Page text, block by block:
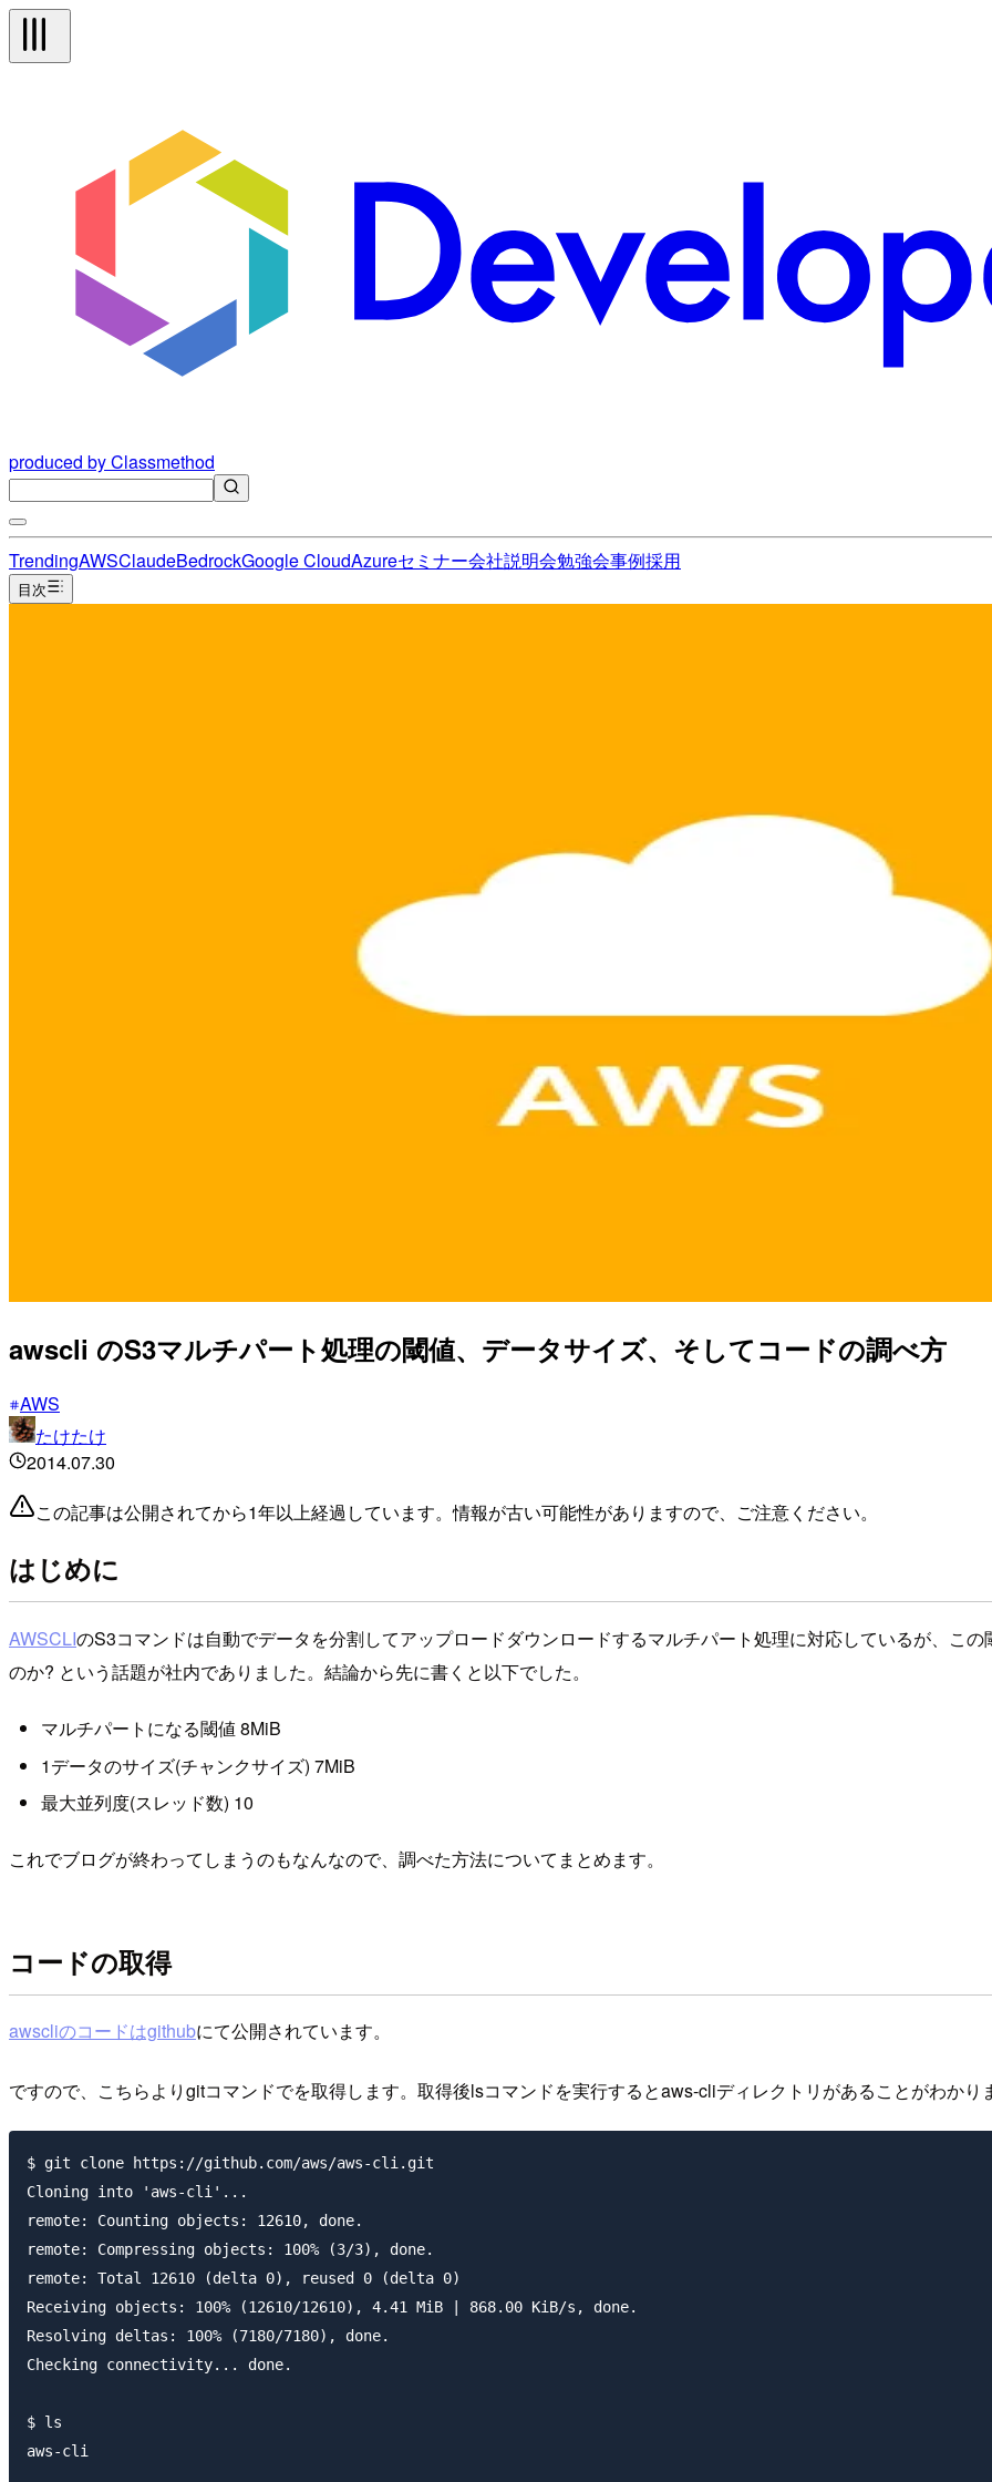
produced by Classmethod
TrendingAWSClaudeBedrockGoogle CloudAzureセミナー会社説明会勉強会事例採用
目次
awscli のS3マルチパート処理の閾値、データサイズ、そしてコードの調べ方
AWS
たけたけ
2014.07.30
この記事は公開されてから1年以上経過しています。情報が古い可能性がありますので、ご注意ください。
はじめに
AWSCLIのS3コマンドは自動でデータを分割してアップロードダウンロードするマルチパート処理に対応しているが、こ
のか? という話題が社内でありました。結論から先に書くと以下でした。
マルチパートになる閾値 8MiB
1データのサイズ(チャンクサイズ) 7MiB
最大並列度(スレッド数) 10
これでブログが終わってしまうのもなんなので、調べた方法についてまとめます。
コードの取得
awscliのコードはgithubにて公開されています。
ですので、こちらよりgitコマンドでを取得します。取得後lsコマンドを実行するとaws-cliディレクトリがあることがわかり
$ git clone https://github.com/aws/aws-cli.git
Cloning into 'aws-cli'...
remote: Counting objects: 12610, done.
remote: Compressing objects: 100% (3/3), done.
remote: Total 12610 (delta 0), reused 0 (delta 0)
Receiving objects: 100% (12610/12610), 4.41 MiB | 868.00 KiB/s, done.
Resolving deltas: 100% (7180/7180), done.
Checking connectivity... done.
$ ls
aws-cli